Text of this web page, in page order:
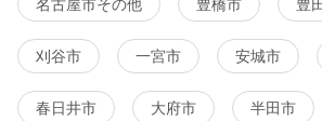
名古屋市その他 豊橋市 豊
刈谷市 一宮市 安城市
春日井市 大府市 半田市